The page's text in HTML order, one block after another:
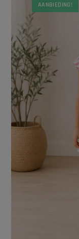
AANBIEDING!